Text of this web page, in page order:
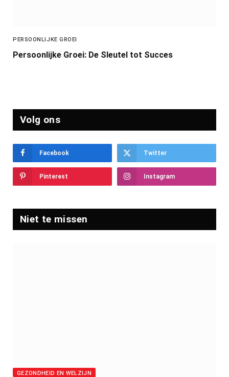
PERSOONLIJKE GROEI
Persoonlijke Groei: De Sleutel tot Succes
Volg ons
Facebook Twitter
Pinterest Instagram
Niet te missen
GEZONDHEID EN WELZIJN